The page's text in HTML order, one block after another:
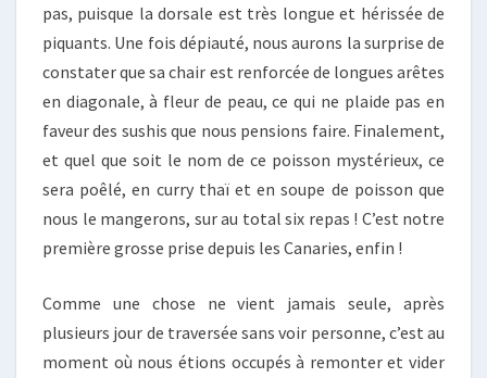
pas, puisque la dorsale est très longue et hérissée de
piquants. Une fois dépiauté, nous aurons la surprise de
constater que sa chair est renforcée de longues arêtes
en diagonale, à fleur de peau, ce qui ne plaide pas en
faveur des sushis que nous pensions faire. Finalement,
et quel que soit le nom de ce poisson mystérieux, ce
sera poêlé, en curry thaï et en soupe de poisson que
nous le mangerons, sur au total six repas ! C’est notre
première grosse prise depuis les Canaries, enfin !
Comme une chose ne vient jamais seule, après
plusieurs jour de traversée sans voir personne, c’est au
moment où nous étions occupés à remonter et vider